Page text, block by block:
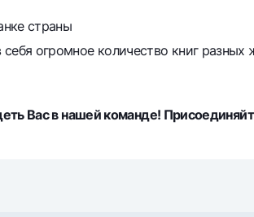
страны
огромное количество книг разных
Вас в нашей команде!